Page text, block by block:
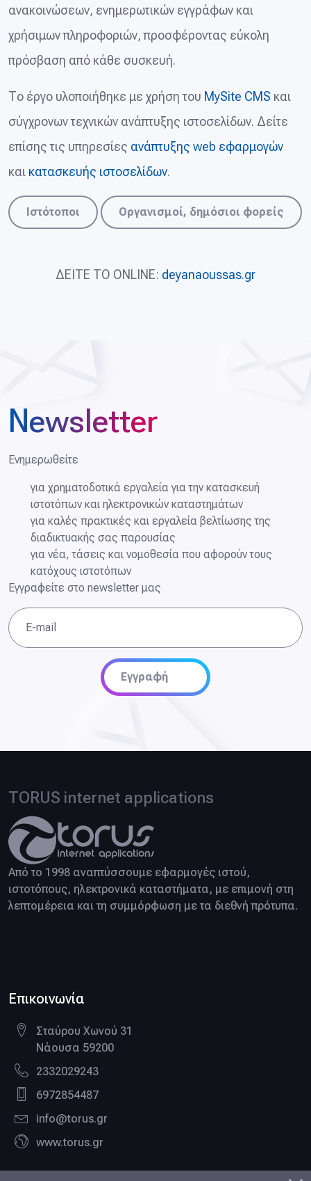
ανακοινώσεων, ενημερωτικών εγγράφων και
χρήσιμων πληροφοριών, προσφέροντας εύκολη
πρόσβαση από κάθε συσκευή.
Το έργο υλοποιήθηκε με χρήση του MySite CMS και
σύγχρονων τεχνικών ανάπτυξης ιστοσελίδων. Δείτε
επίσης τις υπηρεσίες ανάπτυξης web εφαρμογών
και κατασκευής ιστοσελίδων.
Ιστότοποι Οργανισμοί, δημόσιοι φορείς
ΔΕΙΤΕ ΤΟ ONLINE: deyanaoussas.gr
Newsletter
Ενημερωθείτε
για χρηματοδοτικά εργαλεία για την κατασκευή
ιστοτόπων και ηλεκτρονικών καταστημάτων
για καλές πρακτικές και εργαλεία βελτίωσης της
διαδικτυακής σας παρουσίας
για νέα, τάσεις και νομοθεσία που αφορούν τους
κατόχους ιστοτόπων
Εγγραφείτε στο newsletter μας
E-mail
Εγγραφή
TORUS internet applications
Από το 1998 αναπτύσσουμε εφαρμογές ιστού,
ιστοτόπους, ηλεκτρονικά καταστήματα, με επιμονή στη
λεπτομέρεια και τη συμμόρφωση με τα διεθνή πρότυπα.
Επικοινωνία
Σταύρου Χωνού 31
Νάουσα 59200
2332029243
6972854487
info@torus.gr
www.torus.gr